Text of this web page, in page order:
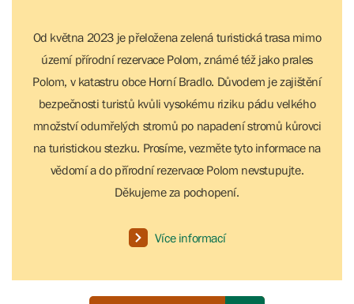
Od května 2023 je přeložena zelená turistická trasa mimo
území přírodní rezervace Polom, známé též jako prales
Polom, v katastru obce Horní Bradlo. Důvodem je zajištění
bezpečnosti turistů kvůli vysokému riziku pádu velkého
množství odumřelých stromů po napadení stromů kůrovci
na turistickou stezku. Prosíme, vezměte tyto informace na
vědomí a do přírodní rezervace Polom nevstupujte.
Děkujeme za pochopení.
Více informací